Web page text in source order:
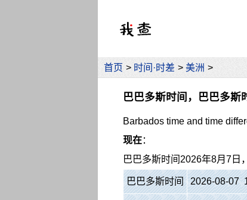
首页 > 时间·时差 > 美洲 >
巴巴多斯时间，巴巴多斯
Barbados time and time
现在：
巴巴多斯时间 2026年8月7日
巴巴多斯时间 2026-08-07